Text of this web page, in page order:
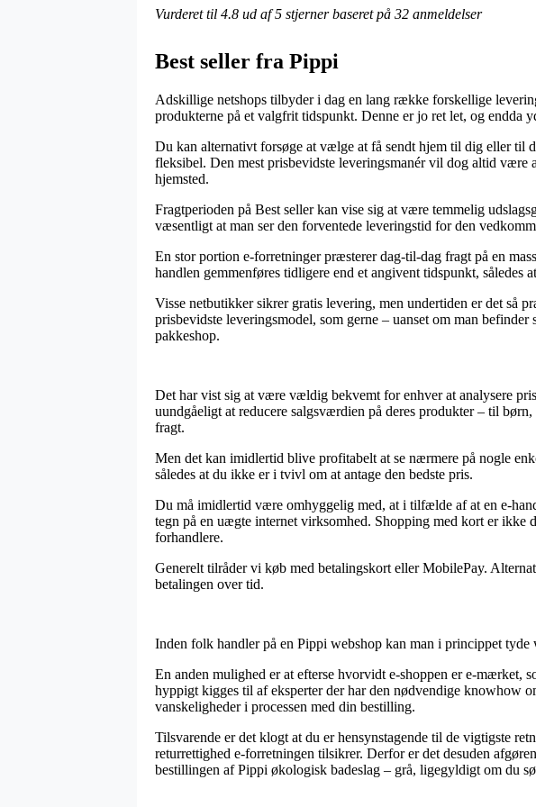
Vurderet til 4.8 ud af 5 stjerner baseret på 32 anmeldelser
Best seller fra Pippi
Adskillige netshops tilbyder i dag en lang række forskellige
produkterne på et valgfrit tidspunkt. Denne er jo ret let, og endda
Du kan alternativt forsøge at vælge at få sendt hjem til dig eller til
fleksibel. Den mest prisbevidste leveringsmanér vil dog altid
hjemsted.
Fragtperioden på Best seller kan vise sig at være temmelig
væsentligt at man ser den forventede leveringstid for den
En stor portion e-forretninger præsterer dag-til-dag fragt på en
handlen gemmenføres tidligere end et angivent tidspunkt,
Visse netbutikker sikrer gratis levering, men undertiden er det så
prisbevidste leveringsmodel, som gerne – uanset om man
pakkeshop.
Det har vist sig at være vældig bekvemt for enhver at analysere
uundgåeligt at reducere salgsværdien på deres produkter – til
fragt.
Men det kan imidlertid blive profitabelt at se nærmere på nogle
således at du ikke er i tvivl om at antage den bedste pris.
Du må imidlertid være omhyggelig med, at i tilfælde af at en e-
tegn på en uægte internet virksomhed. Shopping med kort er
forhandlere.
Generelt tilråder vi køb med betalingskort eller MobilePay.
betalingen over tid.
Inden folk handler på en Pippi webshop kan man i princippet
En anden mulighed er at efterse hvorvidt e-shoppen er e-mærket,
hyppigt kigges til af eksperter der har den nødvendige knowhow
vanskeligheder i processen med din bestilling.
Tilsvarende er det klogt at du er hensynstagende til de vigtigste
returrettighed e-forretningen tilsikrer. Derfor er det desuden
bestillingen af Pippi økologisk badeslag – grå, ligegyldigt om du